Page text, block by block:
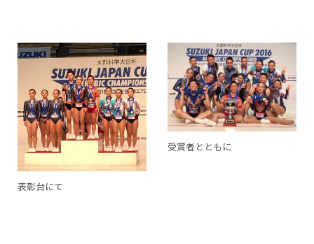
表彰台にて
受賞者とともに